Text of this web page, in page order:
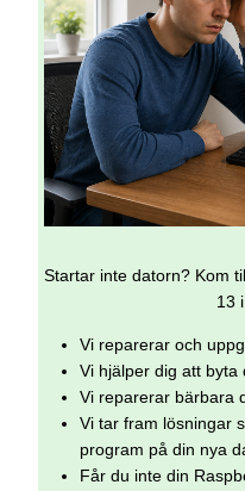
Startar inte datorn? Kom
13
Vi reparerar och
Vi hjälper dig att byta
Vi reparerar bärbara
Vi tar fram lösningar
program på din nya
Får du inte din